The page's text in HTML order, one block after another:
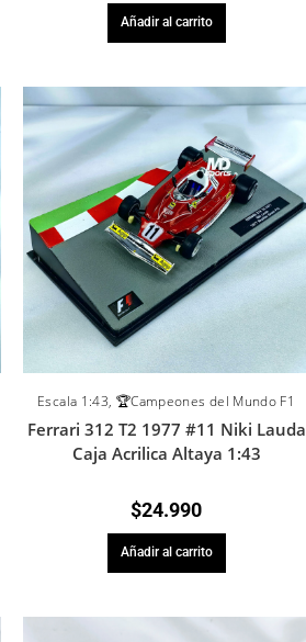
Añadir al carrito
Escala 1:43, 🏆Campeones del Mundo F1
Ferrari 312 T2 1977 #11 Niki Lauda
Caja Acrilica Altaya 1:43
$24.990
Añadir al carrito